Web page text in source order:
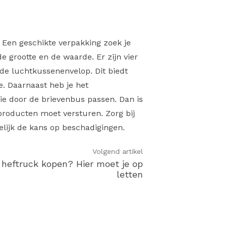
geschikte verpakking zoek je
grootte en de waarde. Er zijn vier
luchtkussenenvelop. Dit biedt
Daarnaast heb je het
door de brievenbus passen. Dan is
moet versturen. Zorg bij
de kans op beschadigingen.
Volgend artikel
kopen? Hier moet je op
letten